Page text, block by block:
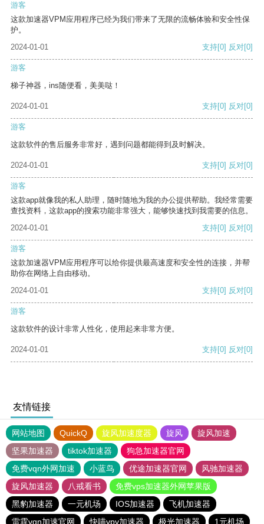
游客
这款加速器VPM应用程序已经为我们带来了无限的流畅体验和安全性保
护。
2024-01-01
支持[0] 反对[0]
游客
梯子神器，ins随便看，美美哒！
2024-01-01 支持[0] 反对[0]
游客
这款软件的售后服务非常好，遇到问题都能得到及时解决。
2024-01-01 支持[0] 反对[0]
游客
这款app就像我的私人助理，随时随地为我的办公提供帮助。我经常需要
查找资料，这款app的搜索功能非常强大，能够快速找到我需要的信息。
2024-01-01
支持[0] 反对[0]
游客
这款加速器VPM应用程序可以给你提供最高速度和安全性的连接，并帮
助你在网络上自由移动。
2024-01-01
支持[0] 反对[0]
游客
这款软件的设计非常人性化，使用起来非常方便。
2024-01-01 支持[0] 反对[0]
友情链接
网站地图 QuickQ 旋风加速度器 旋风
旋风加速
坚果加速器
tiktok加速器
狗急加速器官网
免费vqn外网加速
小蓝鸟 优途加速器官网
风驰加速器
旋风加速器
八戒看书
免费vps加速器外网苹果版
黑豹加速器
一元机场 IOS加速器
飞机加速器
雷霆vqn加速官网
快喵vpv加速器 极光加速器 1元机场